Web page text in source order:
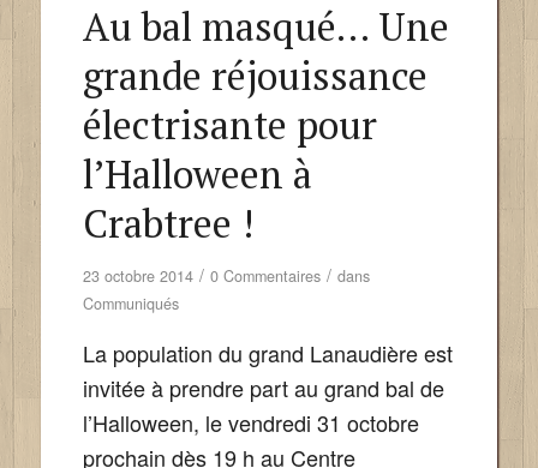
Au bal masqué… Une
grande réjouissance
électrisante pour
l’Halloween à
Crabtree !
23 octobre 2014 / 0 Commentaires / dans
Communiqués
La population du grand Lanaudière est
invitée à prendre part au grand bal de
l’Halloween, le vendredi 31 octobre
prochain dès 19 h au Centre